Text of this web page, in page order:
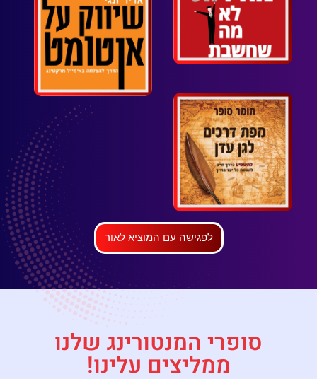
לפגישה עם המוציא לאור
סופרי המנטורינג שלנו
ממליצים עלינו!